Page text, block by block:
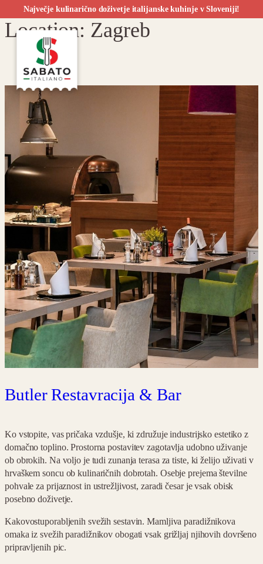
Preskoči
na
vsebino
Največje kulinarično doživetje italijanske kuhinje v Sloveniji!
Location: Zagreb
Butler Restavracija & Bar
Ko vstopite, vas pričaka vzdušje, ki združuje industrijsko estetiko z
domačno toplino. Prostorna postavitev zagotavlja udobno uživanje
ob obrokih. Na voljo je tudi zunanja terasa za tiste, ki želijo uživati v
hrvaškem soncu ob kulinaričnih dobrotah. Osebje prejema številne
pohvale za prijaznost in ustrežljivost, zaradi česar je vsak obisk
posebno doživetje.
Kakovostuporabljenih svežih sestavin. Mamljiva paradižnikova
omaka iz svežih paradižnikov obogati vsak grižljaj njihovih dovršeno
pripravljenih pic.